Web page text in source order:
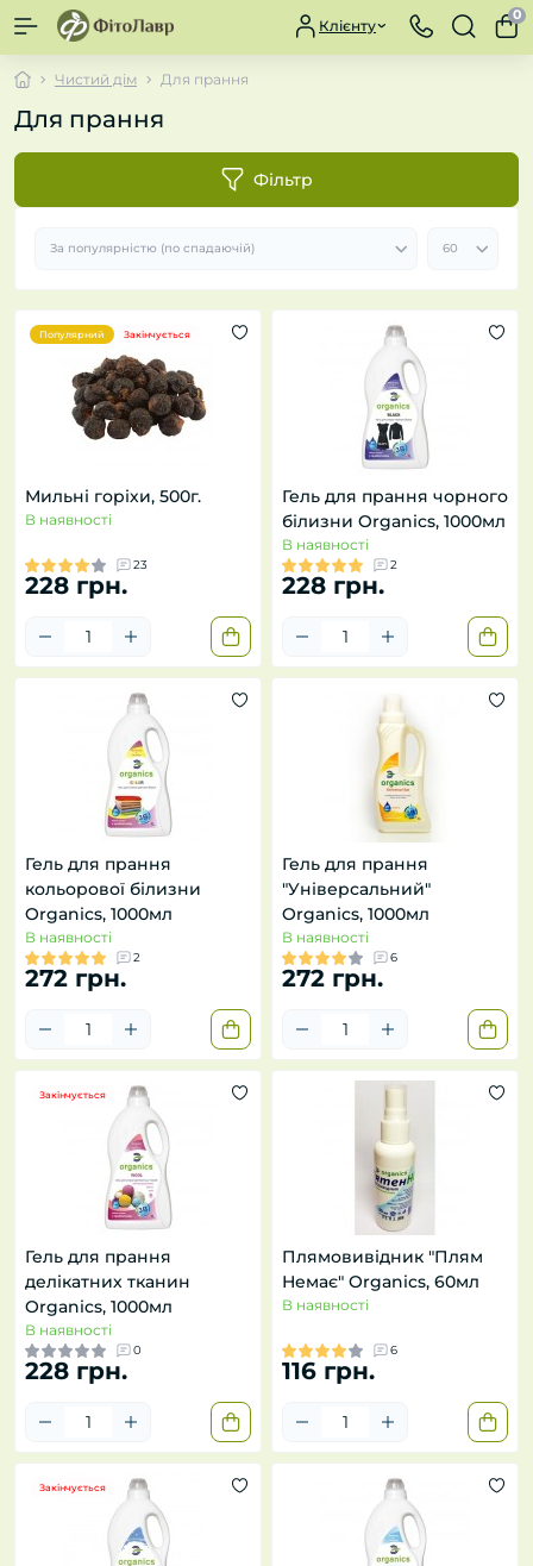
Клієнту
0
Чистий дім Для прання
Для прання
Фільтр
Популярний Закінчується
Мильні горіхи, 500г.
В наявності
23
228 грн.
Гель для прання чорного
білизни Organics, 1000мл
В наявності
2
228 грн.
Гель для прання
кольорової білизни
Organics, 1000мл
В наявності
2
272 грн.
Гель для прання
"Універсальний"
Organics, 1000мл
В наявності
6
272 грн.
Закінчується
Гель для прання
делікатних тканин
Organics, 1000мл
В наявності
0
228 грн.
Плямовивідник "Плям
Немає" Organics, 60мл
В наявності
6
116 грн.
Закінчується